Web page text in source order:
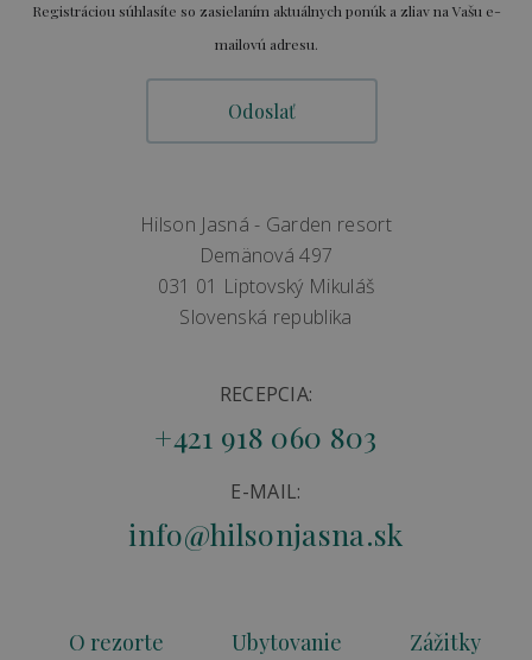
Registráciou súhlasíte so zasielaním aktuálnych ponúk a zliav na Vašu e-
mailovú adresu.
Hilson Jasná - Garden resort
Demänová 497
031 01 Liptovský Mikuláš
Slovenská republika
RECEPCIA:
+421 918 060 803
E-MAIL:
info@hilsonjasna.sk
O rezorte Ubytovanie Zážitky